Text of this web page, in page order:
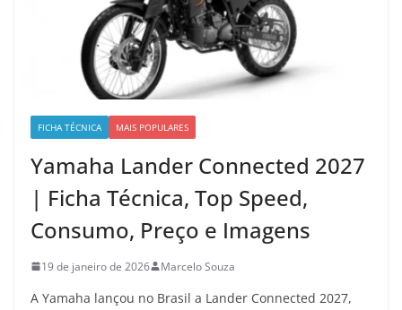
FICHA TÉCNICA MAIS POPULARES
Yamaha Lander Connected 2027
| Ficha Técnica, Top Speed,
Consumo, Preço e Imagens
19 de janeiro de 2026 Marcelo Souza
A Yamaha lançou no Brasil a Lander Connected 2027,